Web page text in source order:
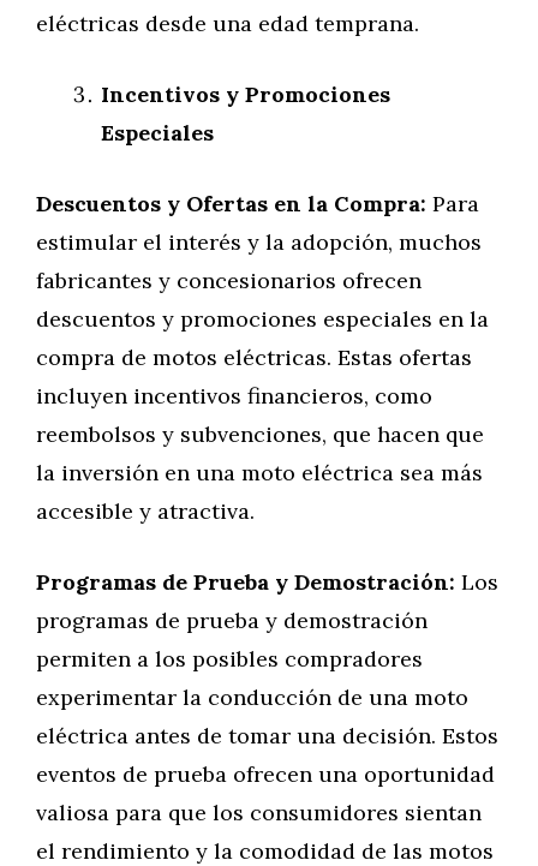
eléctricas desde una edad temprana.
Incentivos y Promociones
Especiales
Descuentos y Ofertas en la Compra: Para
estimular el interés y la adopción, muchos
fabricantes y concesionarios ofrecen
descuentos y promociones especiales en la
compra de motos eléctricas. Estas ofertas
incluyen incentivos financieros, como
reembolsos y subvenciones, que hacen que
la inversión en una moto eléctrica sea más
accesible y atractiva.
Programas de Prueba y Demostración: Los
programas de prueba y demostración
permiten a los posibles compradores
experimentar la conducción de una moto
eléctrica antes de tomar una decisión. Estos
eventos de prueba ofrecen una oportunidad
valiosa para que los consumidores sientan
el rendimiento y la comodidad de las motos